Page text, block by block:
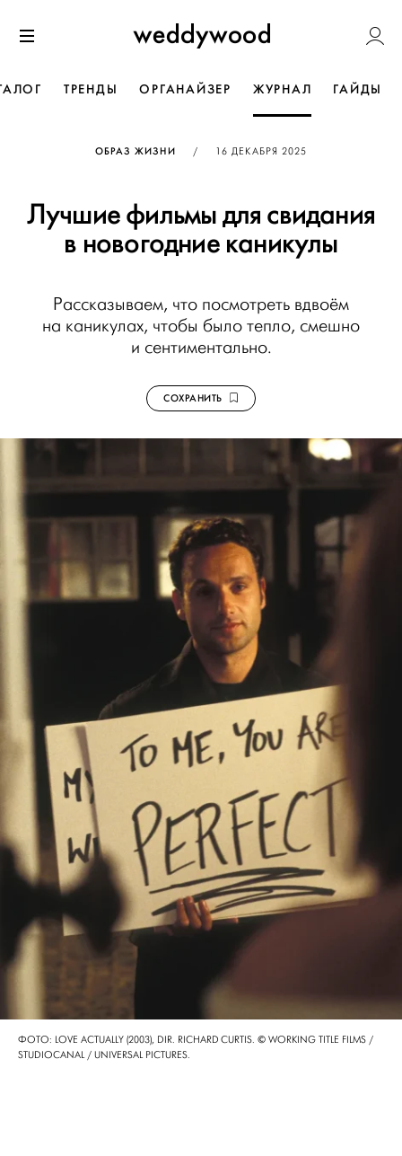
к содержанию
Weddywood
ТРЕНДЫ ОРГАНАЙЗЕР ЖУРНАЛ ГАЙДЫ
ОБРАЗ ЖИЗНИ / ОПУБЛИКОВАНО
16 ДЕКАБРЯ 2025
Лучшие фильмы для свидания
в новогодние каникулы
Рассказываем, что посмотреть вдвоём
на каникулах, чтобы было тепло, смешно
и сентиментально.
СОХРАНИТЬ
ФОТО: LOVE ACTUALLY (2003), DIR. RICHARD CURTIS. © WORKING TITLE FILMS /
STUDIOCANAL / UNIVERSAL PICTURES.